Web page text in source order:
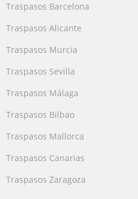
Traspasos Barcelona
Traspasos Alicante
Traspasos Murcia
Traspasos Sevilla
Traspasos Málaga
Traspasos Bilbao
Traspasos Mallorca
Traspasos Canarias
Traspasos Zaragoza